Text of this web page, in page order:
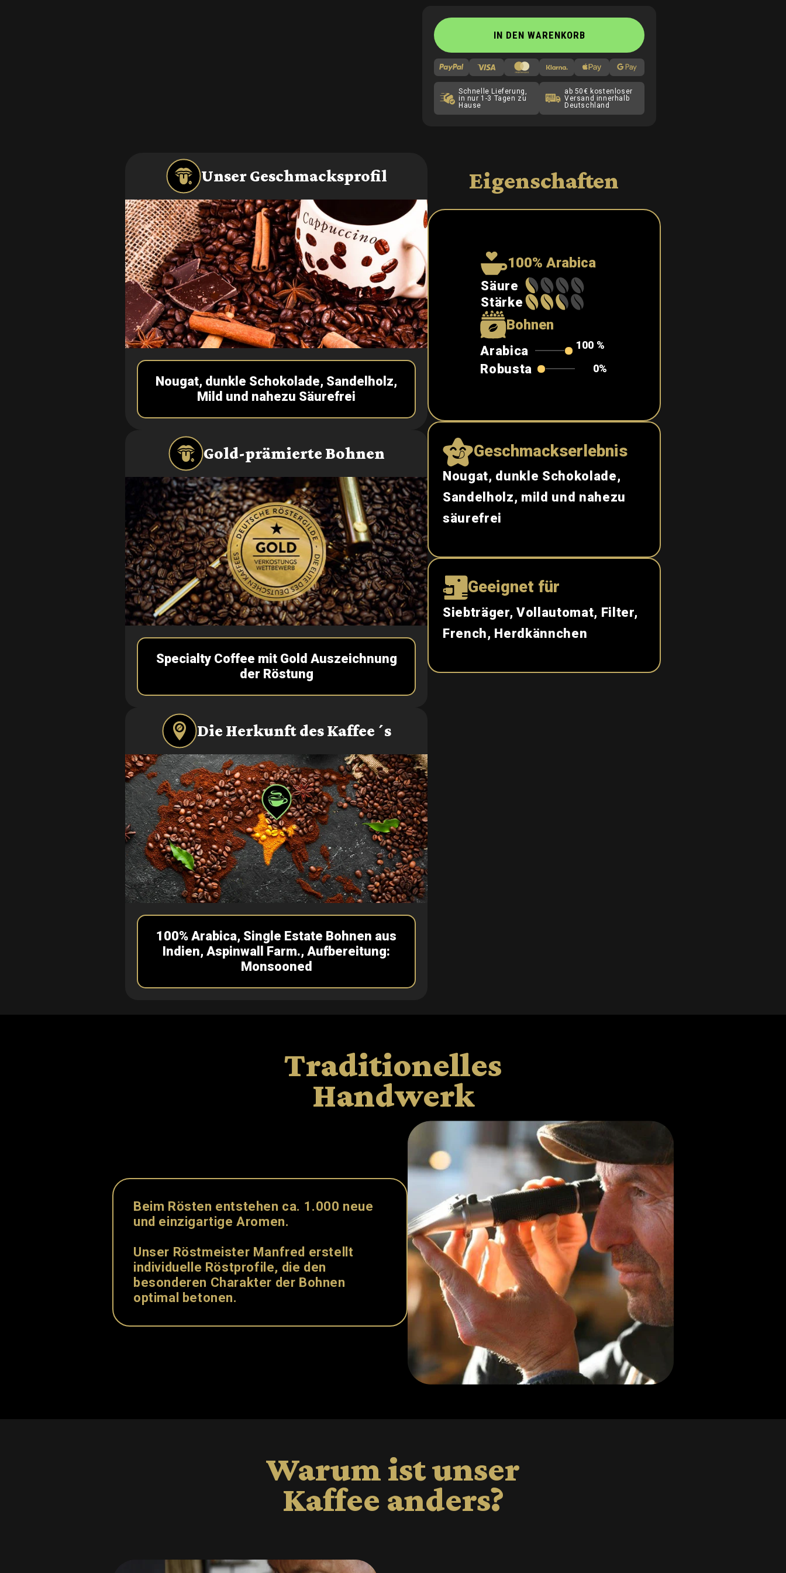
IN DEN WARENKORB
Schnelle Lieferung,
in nur 1-3 Tagen zu
Hause
ab 50€ kostenloser
Versand innerhalb
Deutschland
Unser Geschmacksprofil
Nougat, dunkle Schokolade, Sandelholz,
Mild und nahezu Säurefrei
Gold-prämierte Bohnen
Specialty Coffee mit Gold Auszeichnung
der Röstung
Die Herkunft des Kaffee´s
100% Arabica, Single Estate Bohnen aus
Indien, Aspinwall Farm., Aufbereitung:
Monsooned
Eigenschaften
100% Arabica
Säure
Stärke
Bohnen
Arabica 100 %
Robusta 0%
Geschmackserlebnis
Nougat, dunkle Schokolade,
Sandelholz, mild und nahezu
säurefrei
Geeignet für
Siebträger, Vollautomat, Filter,
French, Herdkännchen
Traditionelles
Handwerk
Beim Rösten entstehen ca. 1.000 neue
und einzigartigeAromen.
Unser Röstmeister Manfred erstellt
individuelle Röstprofile, die den
besonderen Charakter der Bohnen
optimal betonen.
Warum ist unser
Kaffee anders?